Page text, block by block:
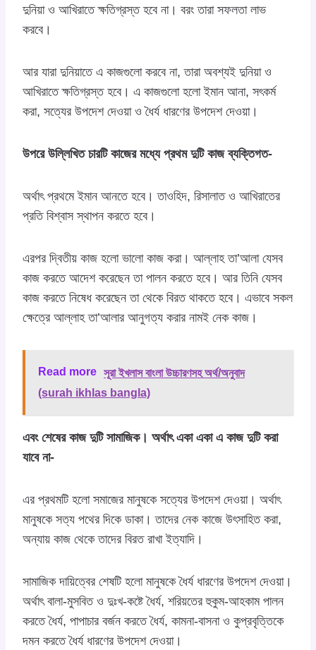
দুনিয়া ও আখিরাতে ক্ষতিগ্রস্ত হবে না। বরং তারা সফলতা লাভ
করবে।
আর যারা দুনিয়াতে এ কাজগুলো করবে না, তারা অবশ্যই দুনিয়া ও
আখিরাতে ক্ষতিগ্রস্ত হবে। এ কাজগুলো হলো ইমান আনা, সৎকর্ম
করা, সত্যের উপদেশ দেওয়া ও ধৈর্য ধারণের উপদেশ দেওয়া।
উপরে উল্লিখিত চারটি কাজের মধ্যে প্রথম দুটি কাজ ব্যক্তিগত-
অর্থাৎ প্রথমে ইমান আনতে হবে। তাওহিদ, রিসালাত ও আখিরাতের
প্রতি বিশ্বাস স্থাপন করতে হবে।
এরপর দ্বিতীয় কাজ হলো ভালো কাজ করা। আল্লাহ তা’আলা যেসব
কাজ করতে আদেশ করেছেন তা পালন করতে হবে। আর তিনি যেসব
কাজ করতে নিষেধ করেছেন তা থেকে বিরত থাকতে হবে। এভাবে সকল
ক্ষেত্রে আল্লাহ তা’আলার আনুগত্য করার নামই নেক কাজ।
Read more সূরা ইখলাস বাংলা উচ্চারণসহ অর্থ/অনুবাদ
(surah ikhlas bangla)
এবং শেষের কাজ দুটি সামাজিক। অর্থাৎ একা একা এ কাজ দুটি করা
যাবে না-
এর প্রথমটি হলো সমাজের মানুষকে সত্যের উপদেশ দেওয়া। অর্থাৎ
মানুষকে সত্য পথের দিকে ডাকা। তাদের নেক কাজে উৎসাহিত করা,
অন্যায় কাজ থেকে তাদের বিরত রাখা ইত্যাদি।
সামাজিক দায়িত্বের শেষটি হলো মানুষকে ধৈর্য ধারণের উপদেশ দেওয়া।
অর্থাৎ বালা-মুসবিত ও দুঃখ-কষ্টে ধৈর্য, শরিয়তের হুকুম-আহকাম পালন
করতে ধৈর্য, পাপাচার বর্জন করতে ধৈর্য, কামনা-বাসনা ও কুপ্রবৃত্তিকে
দমন করতে ধৈর্য ধারণের উপদেশ দেওয়া।